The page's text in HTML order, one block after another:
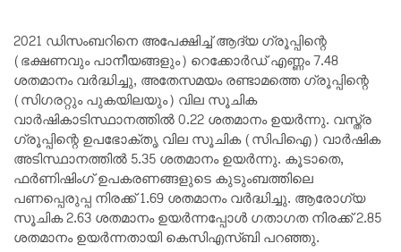
2021 ഡിസംബറിനെ അപേക്ഷിച്ച് ആദ്യ ഗ്രൂപ്പിന്റെ
(ഭക്ഷണവും പാനീയങ്ങളും) റെക്കോർഡ് എണ്ണം 7.48
ശതമാനം വർദ്ധിച്ചു, അതേസമയം രണ്ടാമത്തെ ഗ്രൂപ്പിന്റെ
(സിഗരറ്റും പുകയിലയും) വില സൂചിക
വാർഷികാടിസ്ഥാനത്തിൽ 0.22 ശതമാനം ഉയർന്നു. വസ്ത്ര
ഗ്രൂപ്പിന്റെ ഉപഭോക്തൃ വില സൂചിക (സിപിഐ) വാർഷിക
അടിസ്ഥാനത്തിൽ 5.35 ശതമാനം ഉയർന്നു. കൂടാതെ,
ഫർണിഷിംഗ് ഉപകരണങ്ങളുടെ കുടുംബത്തിലെ
പണപ്പെരുപ്പ നിരക്ക് 1.69 ശതമാനം വർദ്ധിച്ചു. ആരോഗ്യ
സൂചിക 2.63 ശതമാനം ഉയർന്നപ്പോൾ ഗതാഗത നിരക്ക് 2.85
ശതമാനം ഉയർന്നതായി കെസിഎസ്ബി പറഞ്ഞു.